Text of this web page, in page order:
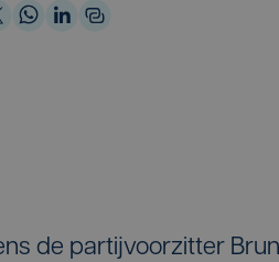
de partijvoorzitter